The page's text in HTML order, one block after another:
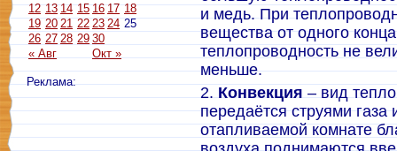
« Авг Окт »
12 13 14 15 16 17 18
19 20 21 22 23 24 25
26 27 28 29 30
Реклама:
и медь. При
вещества от одного
теплопроводность не
меньше.
2.Конвекция– вид
передаётся струями
отапливаемой комнате